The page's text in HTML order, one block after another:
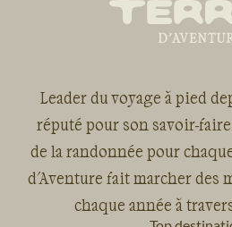
Leader du voyage à pied
réputé pour son savoir-
de la randonnée pour
d'Aventure fait marcher des
chaque année à